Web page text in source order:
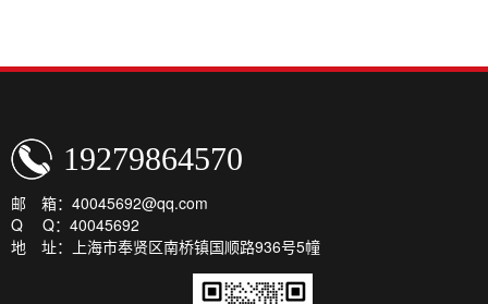
19279864570
邮 箱：40045692@qq.com
Q Q：40045692
地 址：上海市奉贤区南桥镇国顺路936号5幢